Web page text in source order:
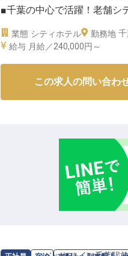
■千葉の中心で活躍！老舗
■快適な屋内環境でセールス
JR千葉駅からほど近く、京
ーー【あなたの営業力を活
法人営業やセールス活動の
信頼関係づくりを大切にし
りがいのある仕事に携わっ
業態 シティホテル 勤務地
給与 月給／240,000円～
この求人の問い合わ